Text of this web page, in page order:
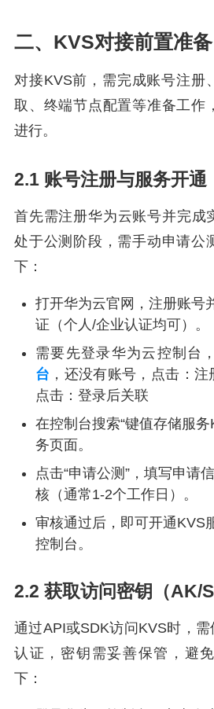
二、KVS对接前置准备
对接KVS前，需完成账号注册
取、终端节点配置等准备工作
进行。
2.1 账号注册与服务开通
首先需注册华为云账号并完成
处于公测阶段，需手动申请公
下：
打开华为云官网，注册账号
证（个人/企业认证均可）。
需要先登录华为云控制台
台 ，还没有账号，点击：
点击：登录后关联
在控制台搜索“键值存储服务
务页面。
点击“申请公测”，填写申请
核（通常1-2个工作日）。
审核通过后，即可开通KVS
控制台。
2.2 获取访问密钥（AK/
通过API或SDK访问KVS时，
认证，密钥需妥善保管，避
下：